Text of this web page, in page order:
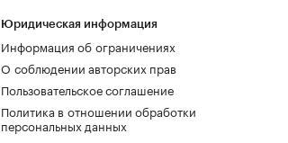
Юридическая информация
Информация об ограничениях
О соблюдении авторских прав
Пользовательское соглашение
Политика в отношении обработки
персональных данных